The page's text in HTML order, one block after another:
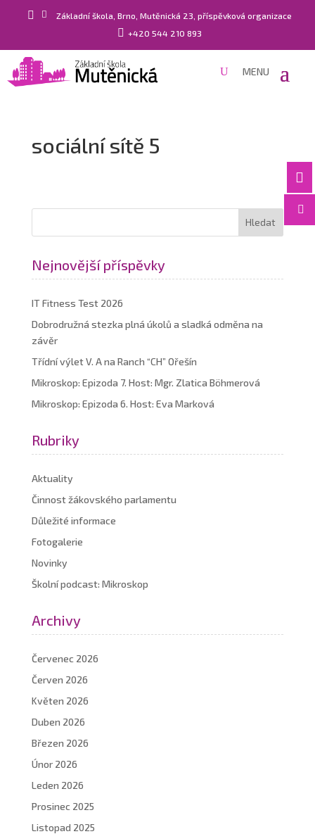
  Základní škola, Brno, Mutěnická 23, příspěvková organizace
 +420 544 210 893


sociální sítě 5
Nejnovější příspěvky
IT Fitness Test 2026
Dobrodružná stezka plná úkolů a sladká odměna na
závěr
Třídní výlet V. A na Ranch “CH” Ořešín
Mikroskop: Epizoda 7. Host: Mgr. Zlatica Böhmerová
Mikroskop: Epizoda 6. Host: Eva Marková
Rubriky
Aktuality
Činnost žákovského parlamentu
Důležité informace
Fotogalerie
Novinky
Školní podcast: Mikroskop
Archivy
Červenec 2026
Červen 2026
Květen 2026
Duben 2026
Březen 2026
Únor 2026
Leden 2026
Prosinec 2025
Listopad 2025